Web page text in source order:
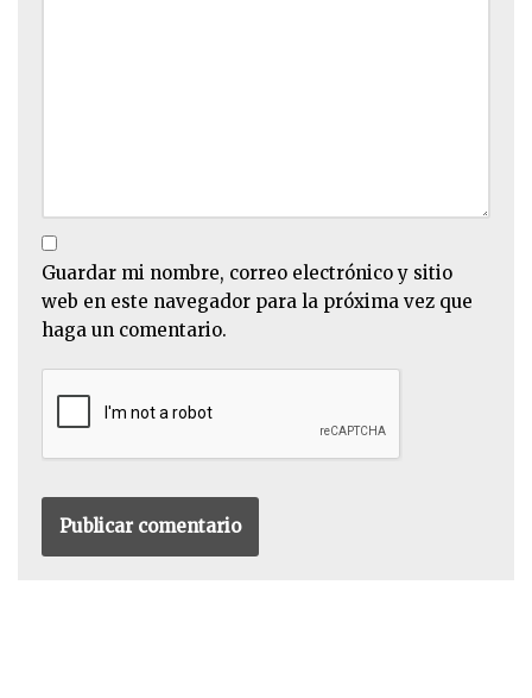
Guardar mi nombre, correo electrónico y sitio
web en este navegador para la próxima vez que
haga un comentario.